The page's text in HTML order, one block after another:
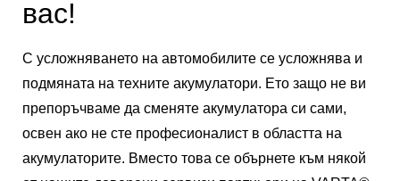
вас!
С усложняването на автомобилите се усложнява и
подмяната на техните акумулатори. Ето защо не ви
препоръчваме да сменяте акумулатора си сами,
освен ако не сте професионалист в областта на
акумулаторите. Вместо това се обърнете към някой